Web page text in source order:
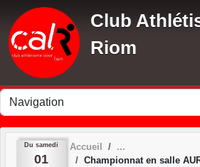
Club
Riom
Du samedi
01
Accueil
Championnat en salle
Panneau de gestion des cookies